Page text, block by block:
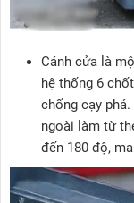
Cánh cửa là
hệ thống 6
chống cạy
ngoài làm từ
đến 180 độ,